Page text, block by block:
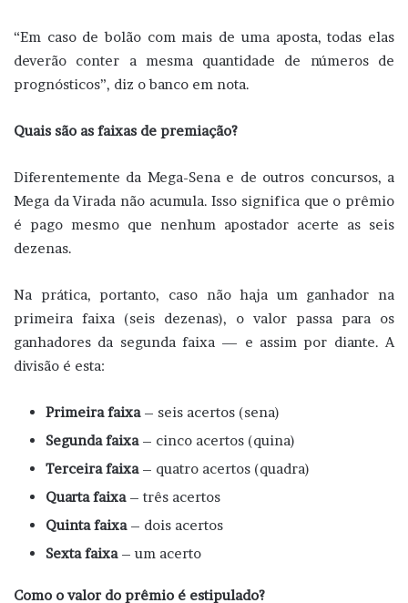
“Em caso de bolão com mais de uma aposta, todas elas
deverão conter a mesma quantidade de números de
prognósticos”, diz o banco em nota.
Quais são as faixas de premiação?
Diferentemente da Mega-Sena e de outros concursos, a
Mega da Virada não acumula. Isso significa que o prêmio
é pago mesmo que nenhum apostador acerte as seis
dezenas.
Na prática, portanto, caso não haja um ganhador na
primeira faixa (seis dezenas), o valor passa para os
ganhadores da segunda faixa — e assim por diante. A
divisão é esta:
Primeira faixa – seis acertos (sena)
Segunda faixa – cinco acertos (quina)
Terceira faixa – quatro acertos (quadra)
Quarta faixa – três acertos
Quinta faixa – dois acertos
Sexta faixa – um acerto
Como o valor do prêmio é estipulado?